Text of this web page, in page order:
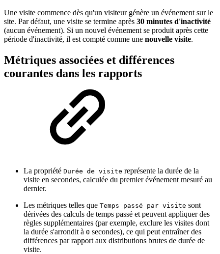
Une visite commence dès qu'un visiteur génère un événement sur le
site. Par défaut, une visite se termine après 30 minutes d'inactivité
(aucun événement). Si un nouvel événement se produit après cette
période d'inactivité, il est compté comme une nouvelle visite.
Métriques associées et différences
courantes dans les rapports
La propriété Durée de visite représente la durée de la
visite en secondes, calculée du premier événement mesuré au
dernier.
Les métriques telles que Temps passé par visite sont
dérivées des calculs de temps passé et peuvent appliquer des
règles supplémentaires (par exemple, exclure les visites dont
la durée s'arrondit à 0 secondes), ce qui peut entraîner des
différences par rapport aux distributions brutes de durée de
visite.